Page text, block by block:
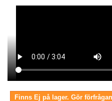
Finns Ej på lager. Gör